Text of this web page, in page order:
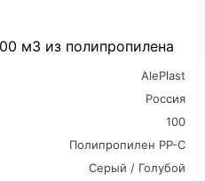
Для спирта
8 м3
м3 из полипропилена
AlePlast
Россия
100
Полипропилен PP-C
Серый / Голубой